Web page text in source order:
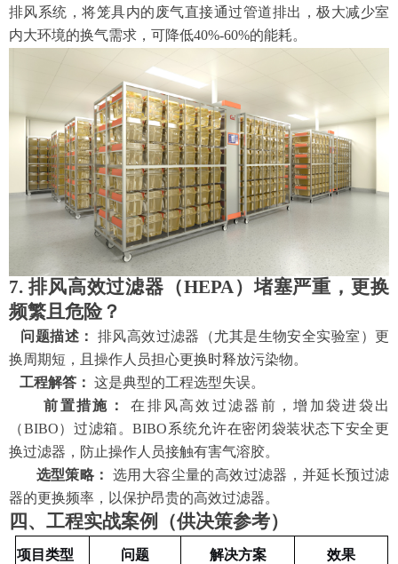
排风系统，将笼具内的废气直接通过管道排出，极大减少室
内大环境的换气需求，可降低40%-60%的能耗。
7. 排风高效过滤器（HEPA）堵塞严重，更换
频繁且危险？
问题描述：
排风高效过滤器（尤其是生物安全实验室）更
换周期短，且操作人员担心更换时释放污染物。
工程解答： 这是典型的工程选型失误。
前置措施：
在排风高效过滤器前，增加袋进袋出
（BIBO）过滤箱。BIBO系统允许在密闭袋装状态下安全更
换过滤器，防止操作人员接触有害气溶胶。
选型策略：
选用大容尘量的高效过滤器，并延长预过滤
器的更换频率，以保护昂贵的高效过滤器。
四、工程实战案例（供决策参考）
项目类型 问题 解决方案 效果